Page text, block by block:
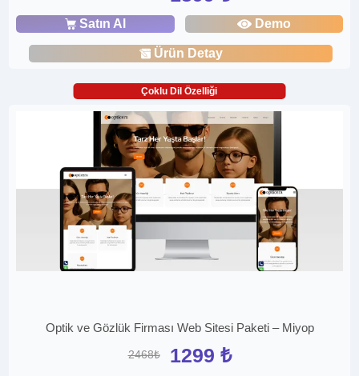
Satın Al Demo
Ürün Detay
Çoklu Dil Özelliği
Optik ve Gözlük Firması Web Sitesi Paketi – Miyop
2468₺ 1299 ₺